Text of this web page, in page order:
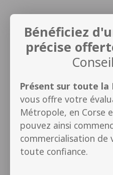
Bénéficiez
précise
Présent sur toute la
vous offre votre
Métropole, en Corse
pouvez ainsi
commercialisation
toute confiance.